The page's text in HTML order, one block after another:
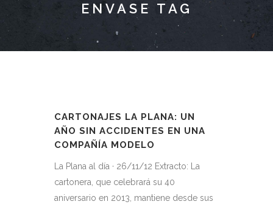
ENVASE TAG
CARTONAJES LA PLANA: UN
AÑO SIN ACCIDENTES EN UNA
COMPAÑÍA MODELO
La Plana al día · 26/11/12 Extracto: La
cartonera, que celebrará su 40
aniversario en 2013, mantiene desde sus